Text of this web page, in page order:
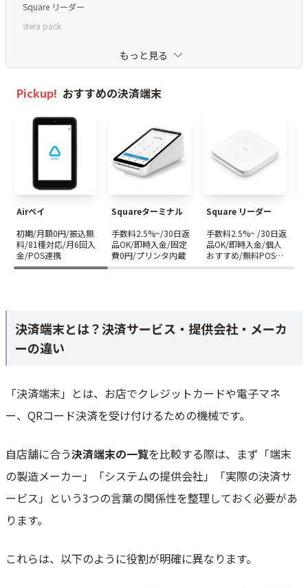
Square リーダー
stera pack
PayCAS Mobile
楽天ペイ ターミナル
スマホが決済端末になるアプリ一覧
Square スマホでタッチ決済 - 手数料2.5%~個人おすすめ最短即時入金/4
つの費用が0円で負担減/月額無料/屋外決済
stera tap - スマホが決済端末に/最短15分で利用可/手数料率1.98%～
Airペイ タッチ - 非接触での支払いに、必要なのはiPhoneだけ。
決済端末メーカー一覧
Panasonic – JTC06シリーズ ※SMBC GMOペイメントがstera terminalと
して提供
セイコーインツル株式会社 – CREPiCO
ステアリテール（NECプラットフォームズ）
目的別｜おすすめ決済端末の選び方
初期費用を抑えたい店舗
テーブル会計・屋外決済で使いたい店舗
個人事業主・小規模店舗で使いたい場合
決済端末の種類一覧
もっと見る
Pickup! おすすめの決済端末
Airペイ
初期/月額0円/振込無
料/81種対応/月6回入
金/POS連携
Squareターミナル
手数料2.5%~/30日返
品OK/即時入金/固定
費0円/プリンタ内蔵
Square リーダー
手数料2.5%~ /30日返
品OK/即時入金/個人
おすすめ/無料POSレ
ジ
決済端末とは？決済サービス・提供会社・メーカ
ーの違い
「決済端末」とは、お店でクレジットカードや電子マネ
ー、QRコード決済を受け付けるための機械です。
自店舗に合う決済端末の一覧を比較する際は、まず「端末
の製造メーカー」「システムの提供会社」「実際の決済サ
ービス」という3つの言葉の関係性を整理しておく必要があ
ります。
これらは、以下のように役割が明確に異なります。